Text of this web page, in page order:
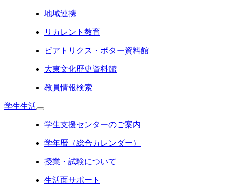
地域連携
リカレント教育
ビアトリクス・ポター資料館
大東文化歴史資料館
教員情報検索
学生生活
学生支援センターのご案内
学年暦（総合カレンダー）
授業・試験について
生活面サポート